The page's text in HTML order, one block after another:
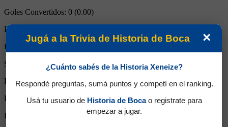
Goles Convertidos: 0 (0.00)
Partidos de titular:
Ingresos desde el banco:
Suplente:
Partidos completos:1
Expulsiones:0
Partidos reemplazado:
×
Jugá a la Trivia de Historia de Boca
¿Cuánto sabés de la Historia Xeneize?
Respondé preguntas, sumá puntos y competí en el ranking.
Usá tu usuario de Historia de Bocao registrate para
empezar a jugar.